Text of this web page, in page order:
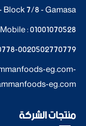
7/8 - Gamasa
Mobile :01001070528
-0020502770779
eg.com-
eg.com
منتجات الشركة